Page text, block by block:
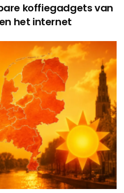
koffiegadgets van
het internet